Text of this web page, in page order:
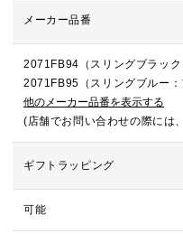
メーカー品番
2071FB94（スリングブラック
2071FB95（スリングブルー：
他のメーカー品番を表示する
(店舗でお問い合わせの際には
ギフトラッピング
可能